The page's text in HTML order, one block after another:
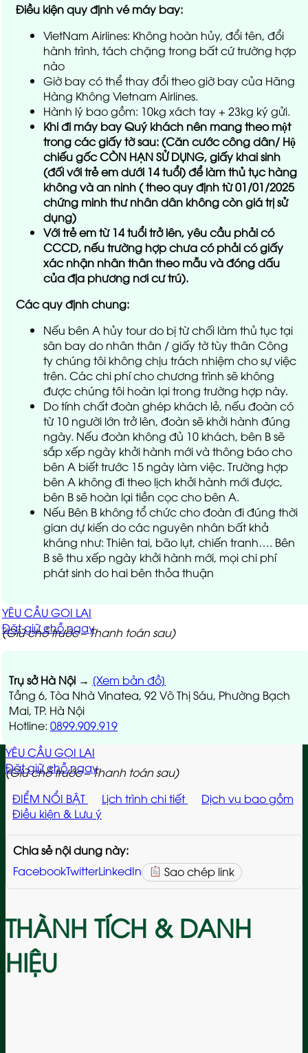
Điều kiện quy định vé máy bay:
VietNam Airlines: Không hoàn hủy, đổi tên, đổi
hành trình, tách chặng trong bất cứ trường hợp
nào
Giờ bay có thể thay đổi theo giờ bay của Hãng
Hàng Không Vietnam Airlines.
Hành lý bao gồm: 10kg xách tay + 23kg ký gửi.
Khi đi máy bay Quý khách nên mang theo một
trong các giấy tờ sau: (Căn cước công dân/ Hộ
chiếu gốc CÒN HẠN SỬ DỤNG, giấy khai sinh
(đối với trẻ em dưới 14 tuổi) để làm thủ tục hàng
không và an ninh ( theo quy định từ 01/01/2025
chứng minh thư nhân dân không còn giá trị sử
dụng)
Với trẻ em từ 14 tuổi trở lên, yêu cầu phải có
CCCD, nếu trường hợp chưa có phải có giấy
xác nhận nhân thân theo mẫu và đóng dấu
của địa phương nơi cư trú).
Các quy định chung:
Nếu bên A hủy tour do bị từ chối làm thủ tục tại
sân bay do nhân thân / giấy tờ tùy thân Công
ty chúng tôi không chịu trách nhiệm cho sự việc
trên. Các chi phí cho chương trình sẽ không
được chúng tôi hoàn lại trong trường hợp này.
Do tính chất đoàn ghép khách lẻ, nếu đoàn có
từ 10 người lớn trở lên, đoàn sẽ khởi hành đúng
ngày. Nếu đoàn không đủ 10 khách, bên B sẽ
sắp xếp ngày khởi hành mới và thông báo cho
bên A biết trước 15 ngày làm việc. Trường hợp
bên A không đi theo lịch khởi hành mới được,
bên B sẽ hoàn lại tiền cọc cho bên A.
Nếu Bên B không tổ chức cho đoàn đi đúng thời
gian dự kiến do các nguyên nhân bất khả
kháng như: Thiên tai, bão lụt, chiến tranh…. Bên
B sẽ thu xếp ngày khởi hành mới, mọi chi phí
phát sinh do hai bên thỏa thuận
YÊU CẦU GỌI LẠI
Đặt giữ chỗ ngay
(Giữ chỗ trước – Thanh toán sau)
Trụ sở Hà Nội → [Xem bản đồ]
Tầng 6, Tòa Nhà Vinatea, 92 Võ Thị Sáu, Phường Bạch
Mai, TP. Hà Nội
Hotline: 0899.909.919
YÊU CẦU GỌI LẠI
Đặt giữ chỗ ngay
(Giữ chỗ trước – Thanh toán sau)
ĐIỂM NỔI BẬT
Lịch trình chi tiết
Dịch vụ bao gồm
Điều kiện & Lưu ý
Chia sẻ nội dung này:
FacebookTwitterLinkedIn Sao chép link
THÀNH TÍCH & DANH
HIỆU